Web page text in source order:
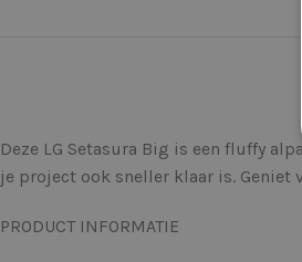
Deze LG Setasura Big is een fluffy
je project ook sneller klaar is. Geniet
PRODUCT INFORMATIE